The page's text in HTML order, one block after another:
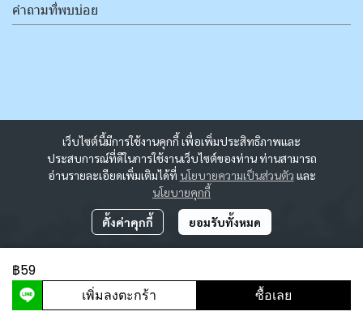
฿59
เพิ่มลงตะกร้า ซื้อเลย
เว็บไซต์นี้มีการใช้งานคุกกี้ เพื่อเพิ่มประสิทธิภาพและ
ประสบการณ์ที่ดีในการใช้งานเว็บไซต์ของท่าน ท่านสามารถ
อ่านรายละเอียดเพิ่มเติมได้ที่ นโยบายความเป็นส่วนตัว และ
นโยบายคุกกี้
ตั้งค่าคุกกี้ ยอมรับทั้งหมด
คำถามที่พบบ่อย
ผู้เข้าชมวันนี้5,538
Powered By MakeWebEasy